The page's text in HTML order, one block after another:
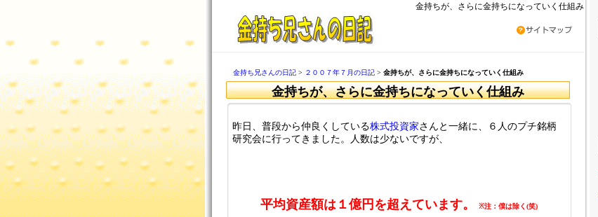
金持ちが、さらに金持ちになっていく仕組み
金持ち兄さんの日記 > ２００７年７月の日記 > 金持ちが、さらに金持ちになっていく仕組み
金持ちが、さらに金持ちになっていく仕組み
昨日、普段から仲良くしている株式投資家さんと一緒に、６人のプチ銘柄
研究会に行ってきました。人数は少ないですが、
平均資産額は１億円を超えています。 ※注：僕は除く(笑)